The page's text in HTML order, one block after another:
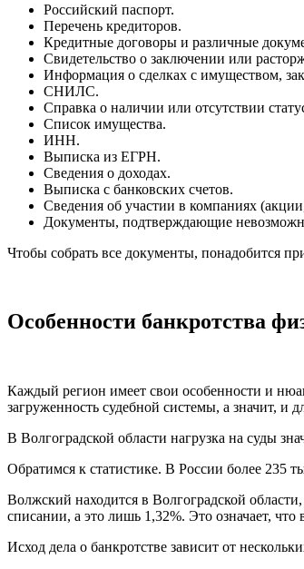
Российский паспорт.
Перечень кредиторов.
Кредитные договоры и различные
Свидетельство о заключении или
Информация о сделках с имуществом,
СНИЛС.
Справка о наличии или отсутствии
Список имущества.
ИНН.
Выписка из ЕГРН.
Сведения о доходах.
Выписка с банковских счетов.
Сведения об участии в компаниях
Документы, подтверждающие
Чтобы собрать все документы, понадобится
Особенности банкротства
Каждый регион имеет свои особенности и
загруженность судебной системы, а значит, и
В Волгоградской области нагрузка на суды
Обратимся к статистике. В России более 235
Волжский находится в Волгоградской
списании, а это лишь 1,32%. Это означает,
Исход дела о банкротстве зависит от